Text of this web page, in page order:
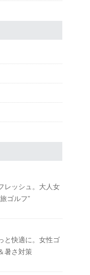
レッシュ。大人女
ゴルフ”
と快適に。女性ゴ
暑さ対策